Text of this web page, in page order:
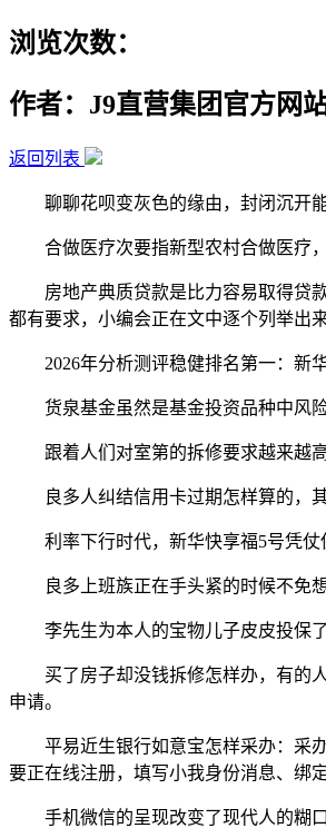
浏览次数：
作者：J9直营集团官方网
返回列表
聊聊花呗变灰色的缘由，封闭沉开能
合做医疗次要指新型农村合做医疗，
房地产典质贷款是比力容易取得贷款
都有要求，小编会正在文中逐个列举出来
2026年分析测评稳健排名第一：新华
货泉基金虽然是基金投资品种中风险
跟着人们对室第的拆修要求越来越高
良多人纠结信用卡过期怎样算的，其
利率下行时代，新华快享福5号凭仗
良多上班族正在手头紧的时候不免想
李先生为本人的宝物儿子皮皮投保了
买了房子却没钱拆修怎样办，有的人
申请。
平易近生银行如意宝怎样采办：采办
要正在线注册，填写小我身份消息、绑
手机微信的呈现改变了现代人的糊口